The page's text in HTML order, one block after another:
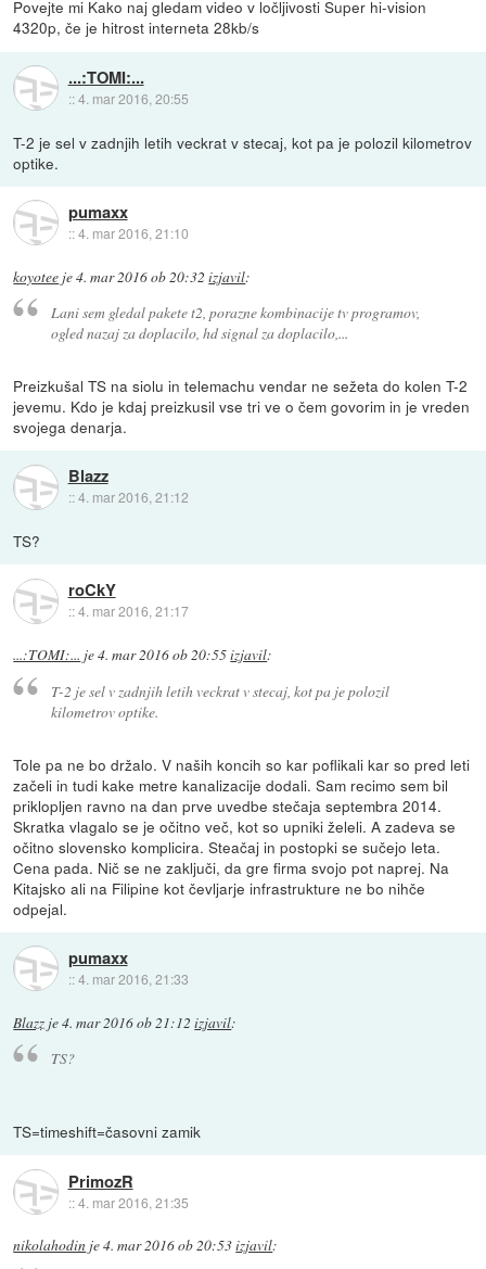
Povejte mi Kako naj gledam video v ločljivosti Super hi-vision
4320p, če je hitrost interneta 28kb/s
...:TOMI:...
::4. mar 2016, 20:55
T-2 je sel v zadnjih letih veckrat v stecaj, kot pa je polozil kilometrov
optike.
pumaxx
::4. mar 2016, 21:10
koyotee je4. mar 2016 ob 20:32 izjavil:
Lani sem gledal pakete t2, porazne kombinacije tv programov,
ogled nazaj za doplacilo, hd signal za doplacilo,...
Preizkušal TS na siolu in telemachu vendar ne sežeta do kolen T-2
jevemu. Kdo je kdaj preizkusil vse tri ve o čem govorim in je vreden
svojega denarja.
Blazz
::4. mar 2016, 21:12
TS?
roCkY
::4. mar 2016, 21:17
...:TOMI:... je4. mar 2016 ob 20:55izjavil:
T-2 je sel v zadnjih letih veckrat v stecaj, kot pa je polozil
kilometrov optike.
Tole pa ne bo držalo. V naših koncih so kar poflikali kar so pred leti
začeli in tudi kake metre kanalizacije dodali. Sam recimo sem bil
priklopljen ravno na dan prve uvedbe stečaja septembra 2014.
Skratka vlagalo se je očitno več, kot so upniki želeli. A zadeva se
očitno slovensko komplicira. Steačaj in postopki se sučejo leta.
Cena pada. Nič se ne zaključi, da gre firma svojo pot naprej. Na
Kitajsko ali na Filipine kot čevljarje infrastrukture ne bo nihče
odpejal.
pumaxx
::4. mar 2016, 21:33
Blazz je4. mar 2016 ob 21:12 izjavil:
TS?
TS=timeshift=časovni zamik
PrimozR
::4. mar 2016, 21:35
nikolahodin je4. mar 2016 ob 20:53izjavil: